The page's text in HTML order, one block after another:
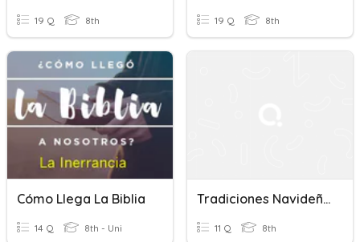
19 Q 8th 19 Q 8th
Cómo Llega La Biblia
14 Q 8th - Uni
Tradiciones Navideñas Hispanohablantes
11 Q 8th